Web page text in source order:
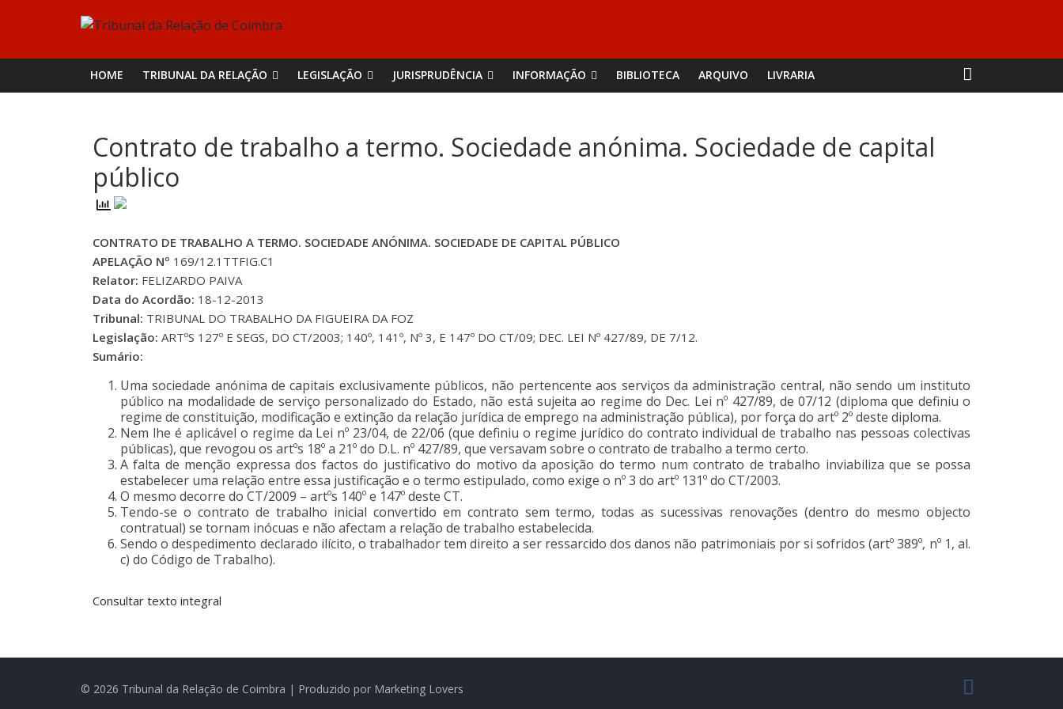
Tribunal
da
de
Coimbra
HOME TRIBUNAL DA RELAÇÃO LEGISLAÇÃO JURISPRUDÊNCIA INFORMAÇÃO BIBLIOTECA ARQUIVO LIVRARIA
Contrato de trabalho a termo. Sociedade anónima. Sociedade de capital
público
CONTRATO DE TRABALHO A TERMO. SOCIEDADE ANÓNIMA. SOCIEDADE DE CAPITAL PÚBLICO
APELAÇÃO Nº 169/12.1TTFIG.C1
Relator: FELIZARDO PAIVA
Data do Acordão: 18-12-2013
Tribunal: TRIBUNAL DO TRABALHO DA FIGUEIRA DA FOZ
Legislação: ARTºS 127º E SEGS, DO CT/2003; 140º, 141º, Nº 3, E 147º DO CT/09; DEC. LEI Nº 427/89, DE 7/12.
Sumário:
Uma sociedade anónima de capitais exclusivamente públicos, não pertencente aos serviços da administração central, não sendo um instituto
público na modalidade de serviço personalizado do Estado, não está sujeita ao regime do Dec. Lei nº 427/89, de 07/12 (diploma que definiu o
regime de constituição, modificação e extinção da relação jurídica de emprego na administração pública), por força do artº 2º deste diploma.
Nem lhe é aplicável o regime da Lei nº 23/04, de 22/06 (que definiu o regime jurídico do contrato individual de trabalho nas pessoas colectivas
públicas), que revogou os artºs 18º a 21º do D.L. nº 427/89, que versavam sobre o contrato de trabalho a termo certo.
A falta de menção expressa dos factos do justificativo do motivo da aposição do termo num contrato de trabalho inviabiliza que se possa
estabelecer uma relação entre essa justificação e o termo estipulado, como exige o nº 3 do artº 131º do CT/2003.
O mesmo decorre do CT/2009 – artºs 140º e 147º deste CT.
Tendo-se o contrato de trabalho inicial convertido em contrato sem termo, todas as sucessivas renovações (dentro do mesmo objecto
contratual) se tornam inócuas e não afectam a relação de trabalho estabelecida.
Sendo o despedimento declarado ilícito, o trabalhador tem direito a ser ressarcido dos danos não patrimoniais por si sofridos (artº 389º, nº 1, al.
c) do Código de Trabalho).
Consultar texto integral
© 2026 Tribunal da Relação de Coimbra | Produzido por Marketing Lovers